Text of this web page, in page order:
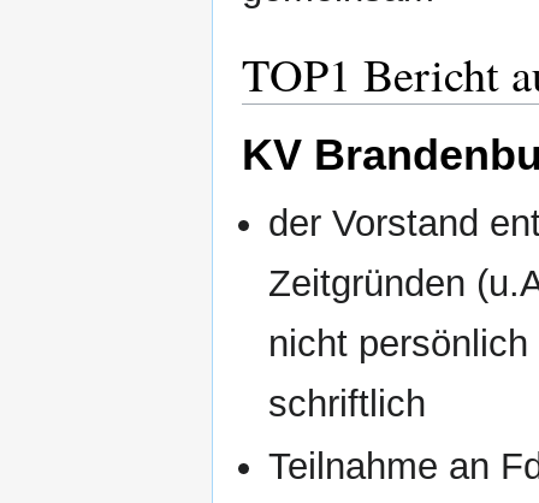
TOP1 Bericht
KV
der Vorstand
Zeitgründen
nicht
schriftlich
Teilnahme an